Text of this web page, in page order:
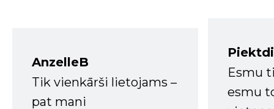
AnzelleB
Tik vienkārši lietojams –
pat mani
Esmu
esmu